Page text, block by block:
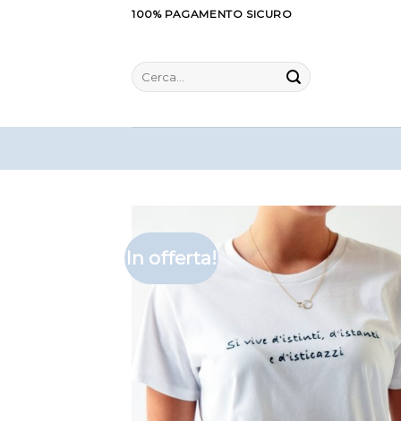
100% PAGAMENTO SICURO
Cerca:
In offerta!